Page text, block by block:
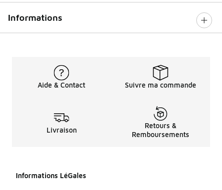
Informations
Aide & Contact Suivre ma commande
Livraison
Retours &
Remboursements
Informations LéGales